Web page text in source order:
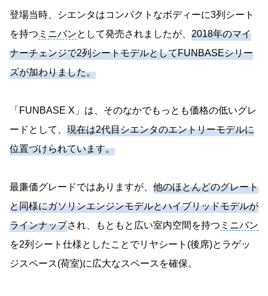
登場当時、シエンタはコンパクトなボディーに3列シート
を持つ ミニバンとして発売されましたが、 2018年のマイ
ナーチェンジで2列シートモデルとしてFUNBASEシリー
ズが加わりました。
「FUNBASE X」は、そのなかでもっとも価格の低いグレ
ードとして、 現在は2代目シエンタのエントリーモデルに
位置づけられています。
最廉価グレードではありますが、 他のほとんどのグレート
と同様にガソリンエンジンモデルとハイブリッドモデルが
ラインナップされ、もともと広い室内空間を持つ ミニバン
を2列シート仕様としたことでリヤシート(後席)とラゲッ
ジスペース(荷室)に広大なスペースを確保。